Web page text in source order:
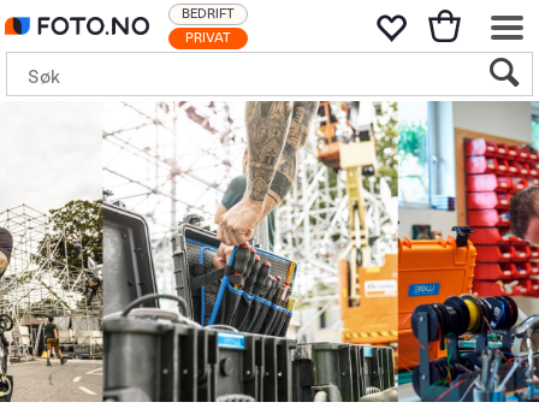
PRIVAT
BEDRIFT